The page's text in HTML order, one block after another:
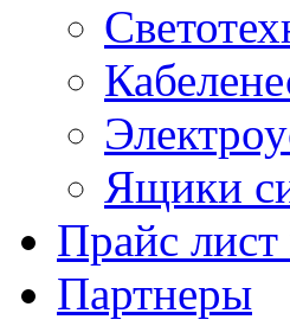
Ящики
Прайс лист
Партнеры